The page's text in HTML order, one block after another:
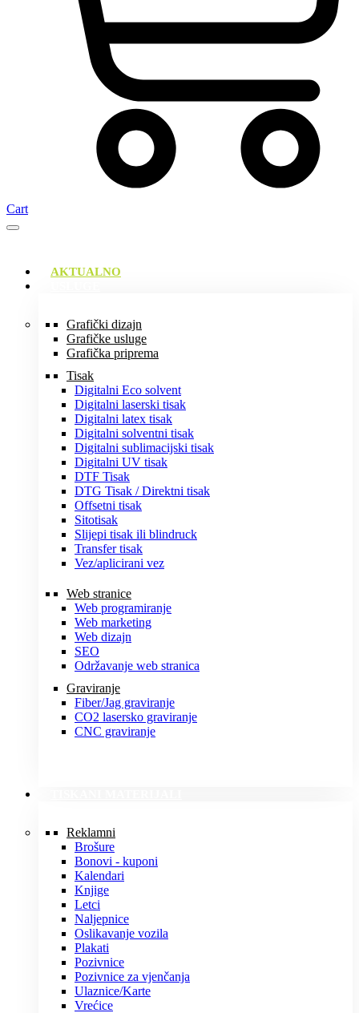
Cart
AKTUALNO
Grafički dizajn
Grafičke usluge
Grafička priprema
Tisak
Digitalni Eco solvent
Digitalni laserski tisak
Digitalni latex tisak
Digitalni solventni tisak
Digitalni sublimacijski tisak
Digitalni UV tisak
DTF Tisak
DTG Tisak / Direktni tisak
Offsetni tisak
Sitotisak
Slijepi tisak ili blindruck
Transfer tisak
Vez/aplicirani vez
Web stranice
Web programiranje
Web marketing
Web dizajn
SEO
Održavanje web stranica
Graviranje
Fiber/Jag graviranje
CO2 lasersko graviranje
CNC graviranje
Reklamni
Brošure
Bonovi - kuponi
Kalendari
Knjige
Letci
Naljepnice
Oslikavanje vozila
Plakati
Pozivnice
Pozivnice za vjenčanja
Ulaznice/Karte
Vrećice